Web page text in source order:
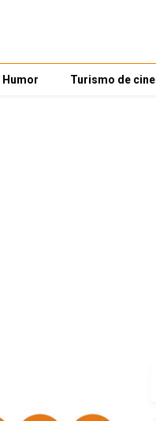
Humor Turismo de cine